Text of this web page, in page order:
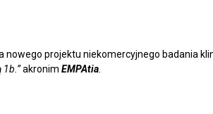
nowego projektu niekomercyjnego badania
1b.”akronim EMPAtia.